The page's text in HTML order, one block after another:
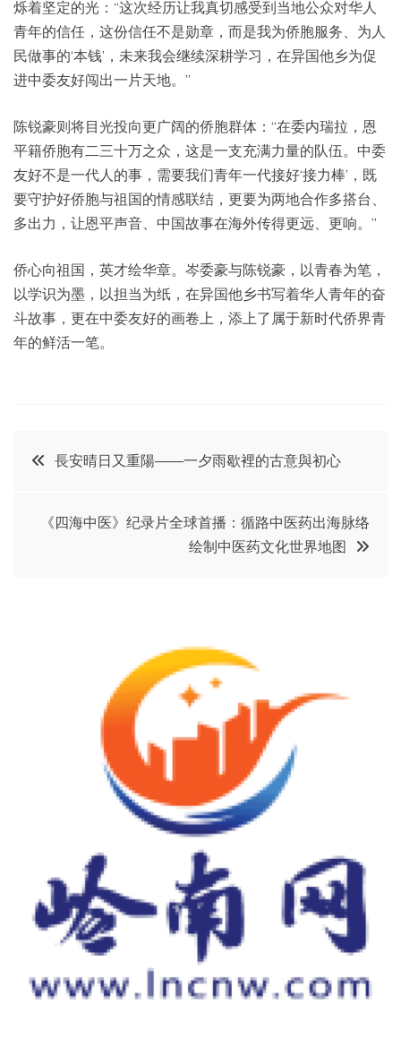
烁着坚定的光：“这次经历让我真切感受到当地公众对华人
青年的信任，这份信任不是勋章，而是我为侨胞服务、为人
民做事的‘本钱’，未来我会继续深耕学习，在异国他乡为促
进中委友好闯出一片天地。”
陈锐豪则将目光投向更广阔的侨胞群体：“在委内瑞拉，恩
平籍侨胞有二三十万之众，这是一支充满力量的队伍。中委
友好不是一代人的事，需要我们青年一代接好‘接力棒’，既
要守护好侨胞与祖国的情感联结，更要为两地合作多搭台、
多出力，让恩平声音、中国故事在海外传得更远、更响。”
侨心向祖国，英才绘华章。岑委豪与陈锐豪，以青春为笔，
以学识为墨，以担当为纸，在异国他乡书写着华人青年的奋
斗故事，更在中委友好的画卷上，添上了属于新时代侨界青
年的鲜活一笔。
文
長安晴日又重陽——一夕雨歇裡的古意與初心
《四海中医》纪录片全球首播：循路中医药出海脉络
绘制中医药文化世界地图